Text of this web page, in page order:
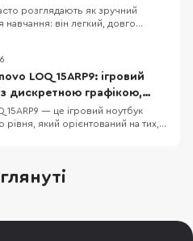
розглядають як зручний
навчання: він легкий, довго
а те, чи запускає він усі
і чи вистачить його
Для презентацій,
LOQ 15ARP9: ігровий
дискретною графікою,
144 Гц
15ARP9 — це ігровий ноутбук
рівня, який орієнтований на тих,
— вона пропонує
поєднання компонентів: процесор